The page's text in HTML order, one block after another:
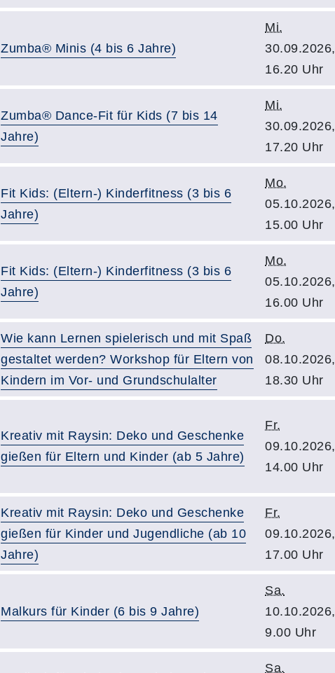
Zumba® Minis (4 bis 6 Jahre)
Mi.
30.09.2026,
16.20 Uhr
Zumba® Dance-Fit für Kids (7 bis 14
Jahre)
Mi.
30.09.2026,
17.20 Uhr
Fit Kids: (Eltern-) Kinderfitness (3 bis 6
Jahre)
Mo.
05.10.2026,
15.00 Uhr
Fit Kids: (Eltern-) Kinderfitness (3 bis 6
Jahre)
Mo.
05.10.2026,
16.00 Uhr
Wie kann Lernen spielerisch und mit Spaß
gestaltet werden? Workshop für Eltern von
Kindern im Vor- und Grundschulalter
Do.
08.10.2026,
18.30 Uhr
Kreativ mit Raysin: Deko und Geschenke
gießen für Eltern und Kinder (ab 5 Jahre)
Fr.
09.10.2026,
14.00 Uhr
Kreativ mit Raysin: Deko und Geschenke
gießen für Kinder und Jugendliche (ab 10
Jahre)
Fr.
09.10.2026,
17.00 Uhr
Malkurs für Kinder (6 bis 9 Jahre)
Sa.
10.10.2026,
9.00 Uhr
Sa.